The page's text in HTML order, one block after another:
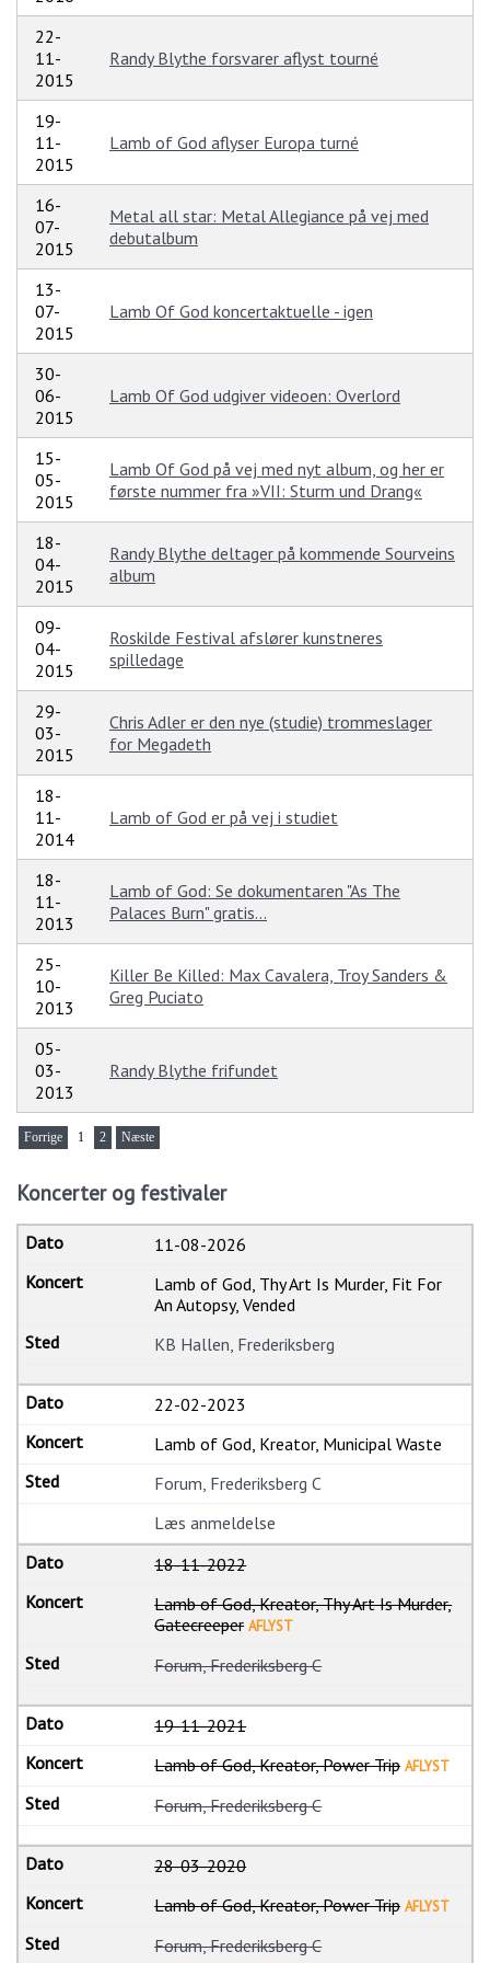
22-
11-
2015
Randy Blythe forsvarer aflyst tourné
19-
11-
2015
Lamb of God aflyser Europa turné
16-
07-
2015
Metal all star: Metal Allegiance på vej med
debutalbum
13-
07-
2015
Lamb Of God koncertaktuelle - igen
30-
06-
2015
Lamb Of God udgiver videoen: Overlord
15-
05-
2015
Lamb Of God på vej med nyt album, og her er
første nummer fra »VII: Sturm und Drang«
18-
04-
2015
Randy Blythe deltager på kommende Sourveins
album
09-
04-
2015
Roskilde Festival afslører kunstneres
spilledage
29-
03-
2015
Chris Adler er den nye (studie) trommeslager
for Megadeth
18-
11-
2014
Lamb of God er på vej i studiet
18-
11-
2013
Lamb of God: Se dokumentaren "As The
Palaces Burn" gratis...
25-
10-
2013
Killer Be Killed: Max Cavalera, Troy Sanders &
Greg Puciato
05-
03-
2013
Randy Blythe frifundet
Forrige 1 2 Næste
Koncerter og festivaler
11-08-2026
Lamb of God, Thy Art Is Murder, Fit For
An Autopsy, Vended
KB Hallen, Frederiksberg
22-02-2023
Lamb of God, Kreator, Municipal Waste
Forum, Frederiksberg C
Læs anmeldelse
18-11-2022
Lamb of God, Kreator, Thy Art Is Murder,
Gatecreeper AFLYST
Forum, Frederiksberg C
19-11-2021
Lamb of God, Kreator, Power Trip AFLYST
Forum, Frederiksberg C
28-03-2020
Lamb of God, Kreator, Power Trip AFLYST
Forum, Frederiksberg C